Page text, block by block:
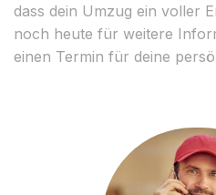
dass dein Umzug ein voller
noch heute für weitere
einen Termin für deine